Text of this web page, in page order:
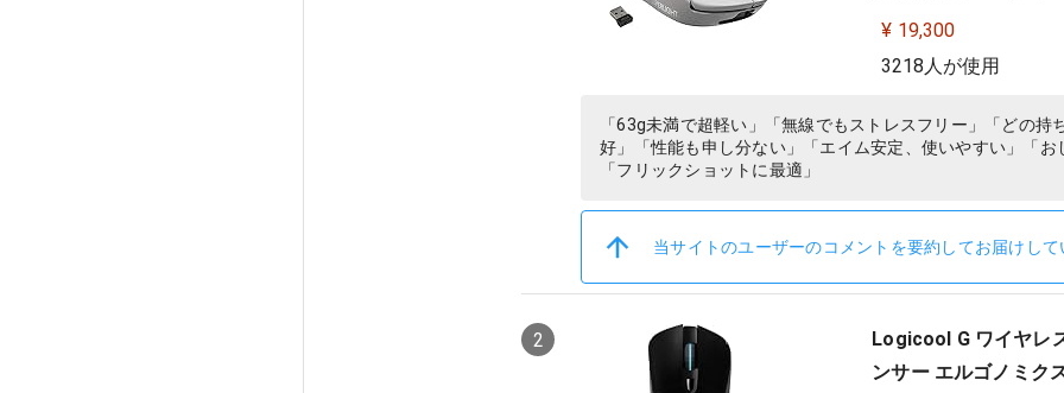
¥ 19,300
3218人が使用
「63g未満で超軽い」「無線でもストレスフリー」「どの
好」「性能も申し分ない」「エイム安定、使いやすい」「
「フリックショットに最適」
当サイトのユーザーのコメントを要約してお届けして
2
Logicool G ワイヤレ
ンサー エルゴノミク